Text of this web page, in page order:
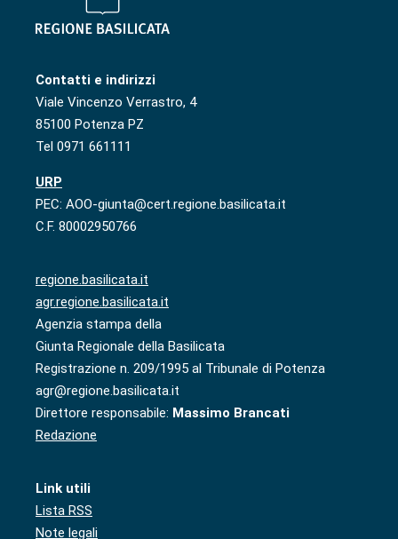
Contatti e indirizzi
Viale Vincenzo Verrastro, 4
85100 Potenza PZ
Tel 0971 661111
URP
PEC: AOO-giunta@cert.regione.basilicata.it
C.F. 80002950766
regione.basilicata.it
agr.regione.basilicata.it
Agenzia stampa della
Giunta Regionale della Basilicata
Registrazione n. 209/1995 al Tribunale di Potenza
agr@regione.basilicata.it
Direttore responsabile: Massimo Brancati
Redazione
Link utili
Lista RSS
Note legali